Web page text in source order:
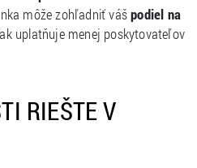
môže zohľadniť vášpodiel na
uplatňuje menej poskytovateľov
RIEŠTE V